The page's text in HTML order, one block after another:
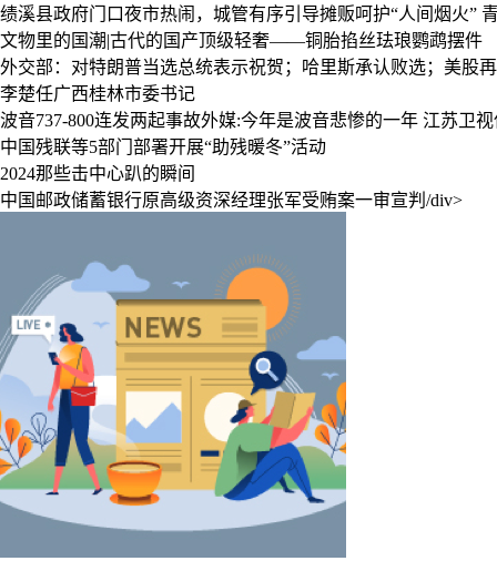
绩溪县政府门口夜市热闹，城管有序引导摊贩呵护“人间烟火”
文物里的国潮|古代的国产顶级轻奢——铜胎掐丝珐琅鹦鹉摆件
外交部：对特朗普当选总统表示祝贺；哈里斯承认败选；美股
李楚任广西桂林市委书记
波音737-800连发两起事故外媒:今年是波音悲惨的一年 江苏卫
中国残联等5部门部署开展“助残暖冬”活动
2024那些击中心趴的瞬间
中国邮政储蓄银行原高级资深经理张军受贿案一审宣判/div>